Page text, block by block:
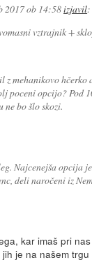
2017 ob 14:58izjavil:
vztrajnik +
z mehanikovo hčerko
poceni opcijo? Pod
ne bo šlo skozi.
Najcenejša opcija
deli naročeni iz
kar imaš pri
je na našem trgu